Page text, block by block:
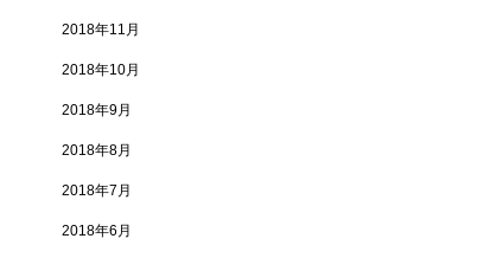
2018年11月
2018年10月
2018年9月
2018年8月
2018年7月
2018年6月